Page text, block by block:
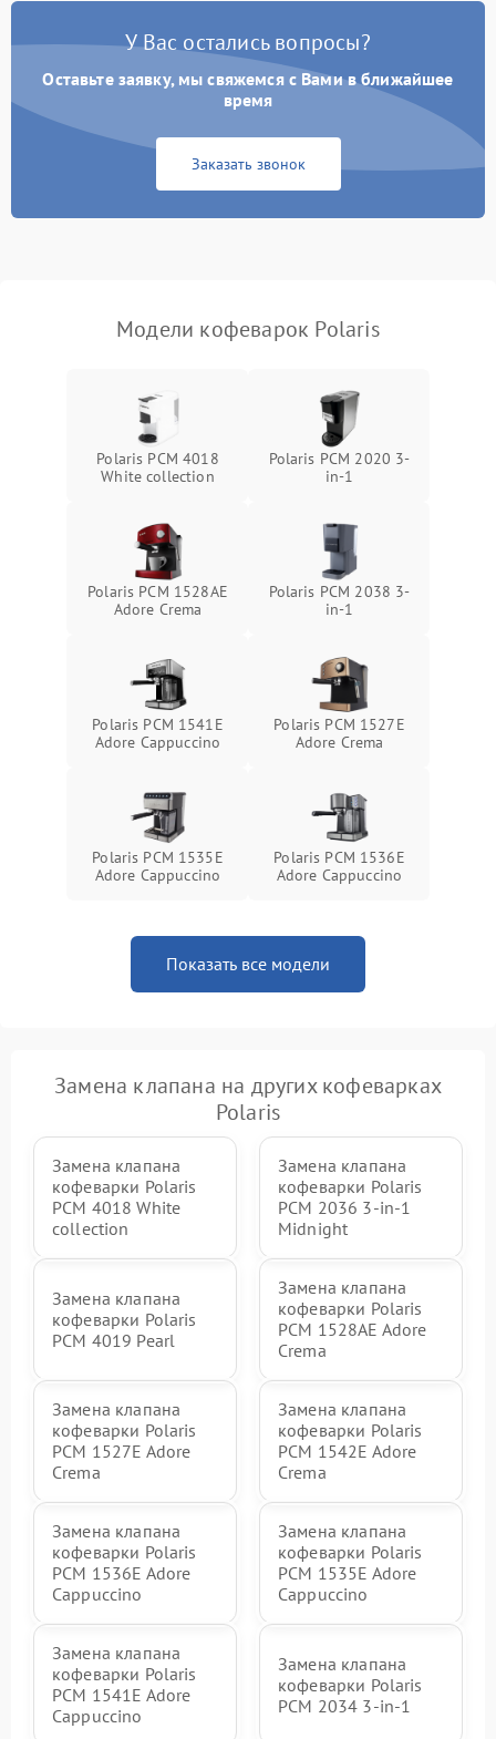
У Вас остались вопросы?
Оставьте заявку, мы свяжемся с Вами в ближайшее
время
Заказать звонок
Модели кофеварок Polaris
Polaris PCM 4018
White collection
Polaris PCM 2020 3-
in-1
Polaris PCM 1528AE
Adore Crema
Polaris PCM 2038 3-
in-1
Polaris PCM 1541E
Adore Cappuccino
Polaris PCM 1527E
Adore Crema
Polaris PCM 1535E
Adore Cappuccino
Polaris PCM 1536E
Adore Cappuccino
Показать все модели
Замена клапана на других кофеварках
Polaris
Замена клапана
кофеварки Polaris
PCM 4018 White
collection
Замена клапана
кофеварки Polaris
PCM 2036 3-in-1
Midnight
Замена клапана
кофеварки Polaris
PCM 4019 Pearl
Замена клапана
кофеварки Polaris
PCM 1528AE Adore
Crema
Замена клапана
кофеварки Polaris
PCM 1527E Adore
Crema
Замена клапана
кофеварки Polaris
PCM 1542E Adore
Crema
Замена клапана
кофеварки Polaris
PCM 1536E Adore
Cappuccino
Замена клапана
кофеварки Polaris
PCM 1535E Adore
Cappuccino
Замена клапана
кофеварки Polaris
PCM 1541E Adore
Cappuccino
Замена клапана
кофеварки Polaris
PCM 2034 3-in-1